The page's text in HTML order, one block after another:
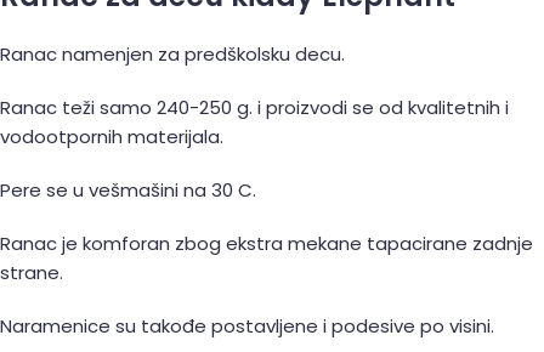
Ranac namenjen za predškolsku decu.
Ranac teži samo 240-250 g. i proizvodi se od kvalitetnih i
vodootpornih materijala.
Pere se u vešmašini na 30 C.
Ranac je komforan zbog ekstra mekane tapacirane zadnje
strane.
Naramenice su takođe postavljene i podesive po visini.